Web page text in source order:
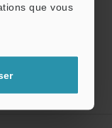
que vous